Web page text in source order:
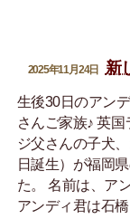
2025年11月24日 新
生後30日のアン
さんご家族♪ 英
ジ父さんの子犬
日誕生）が福岡
た。 名前は、ア
アンディ君は石